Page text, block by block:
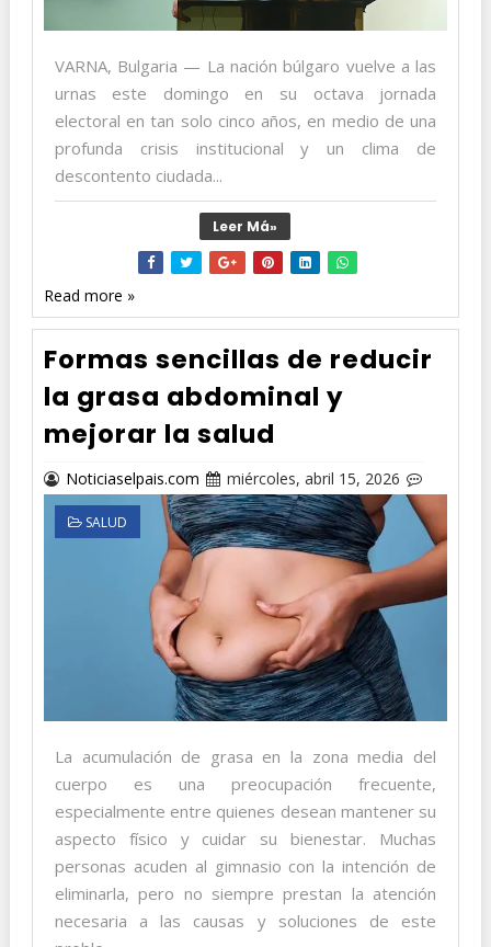
VARNA, Bulgaria — La nación búlgaro vuelve a las
urnas este domingo en su octava jornada
electoral en tan solo cinco años, en medio de una
profunda crisis institucional y un clima de
descontento ciudada...
Leer Má»
Read more »
Formas sencillas de reducir
la grasa abdominal y
mejorar la salud
Noticiaselpais.com miércoles, abril 15, 2026
SALUD
La acumulación de grasa en la zona media del
cuerpo es una preocupación frecuente,
especialmente entre quienes desean mantener su
aspecto físico y cuidar su bienestar. Muchas
personas acuden al gimnasio con la intención de
eliminarla, pero no siempre prestan la atención
necesaria a las causas y soluciones de este